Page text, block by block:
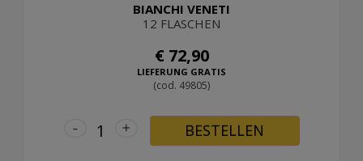
BIANCHI VENETI
12 FLASCHEN
€ 72,90
LIEFERUNG GRATIS
(cod. 49805)
+
- BESTELLEN